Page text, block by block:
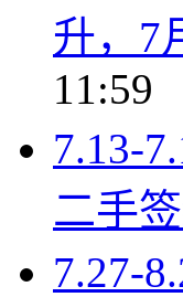
升，7
11:59
7.13-
二手
7.27-